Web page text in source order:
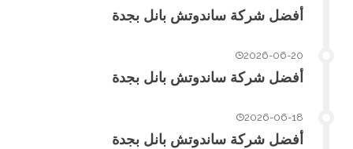
أفضل شركة ساندوتش بانل بجدة
2026-06-20
أفضل شركة ساندوتش بانل بجدة
2026-06-18
أفضل شركة ساندوتش بانل بجدة